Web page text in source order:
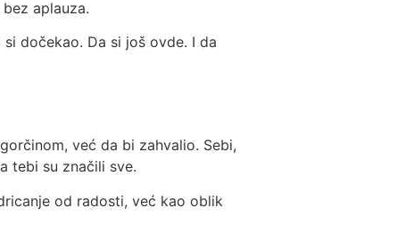
aplauza.
dočekao. Da si još ovde. I da
već da bi zahvalio. Sebi,
tebi su značili sve.
od radosti, već kao oblik